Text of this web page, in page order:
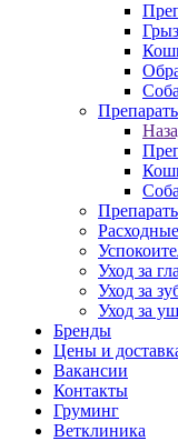
Уход за
Уход за
Уход за
Бренды
Цены и
Вакансии
Контакты
Груминг
Ветклиника